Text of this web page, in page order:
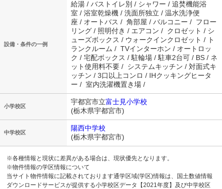
設備・条件の一例
給湯 / バストイレ別 / シャワー / 追焚機能浴
室 / 浴室乾燥機 / 洗面所独立 / 温水洗浄便
座 / オートバス / 角部屋 / バルコニー / フロー
リング / 照明付き / エアコン / クロゼット / シ
ューズボックス / ウォークインクロゼット / ト
ランクルーム / TVインターホン / オートロッ
ク / 宅配ボックス / 駐輪場 / 駐車2台可 / BS / ネ
ット使用料不要 / システムキッチン / 対面式キ
ッチン / 3口以上コンロ / IHクッキングヒータ
ー / 室内洗濯機置き場 /
小学校区
宇都宮市立富士見小学校
(栃木県宇都宮市)
中学校区
陽西中学校
(栃木県宇都宮市)
※各種情報と現状に差異がある場合は、現状優先となります。
※物件情報の学区情報について
当サイト物件情報に記載されております通学区域(学区)情報は、国土数値情報
ダウンロードサービスが提供する小学校区データ【2021年度】及び中学校区